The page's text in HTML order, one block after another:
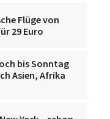
Flüge von
29 Euro
bis Sonntag
Asien, Afrika